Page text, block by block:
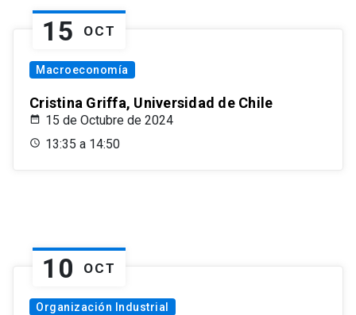
15 OCT
Macroeconomía
Cristina Griffa, Universidad de Chile
15 de Octubre de 2024
13:35 a 14:50
10 OCT
Organización Industrial